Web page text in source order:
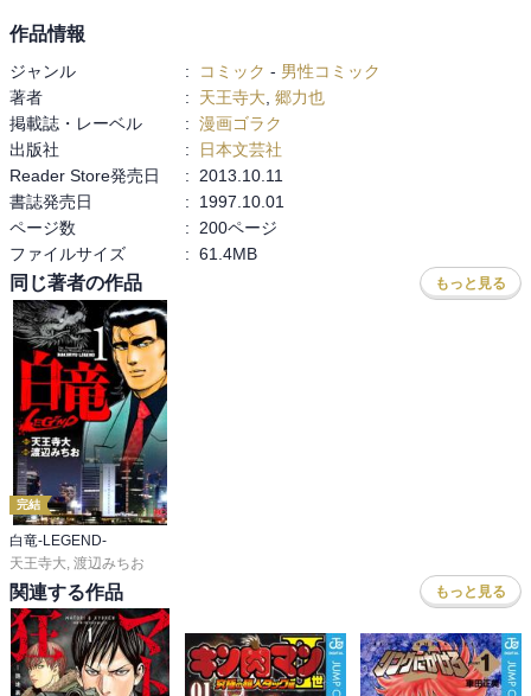
作品情報
ジャンル : コミック - 男性コミック
著者
: 天王寺大 郷力也
掲載誌・レーベル
: 漫画ゴラク
出版社
:
日本文芸社
Reader Store発売日
:
2013.10.11
書誌発売日
:
1997.10.01
ページ数
:
200ページ
ファイルサイズ
: 61.4MB
同じ著者の作品 もっと見る
完結
白竜-LEGEND-
天王寺大, 渡辺みちお
関連する作品 もっと見る